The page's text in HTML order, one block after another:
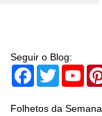
Seguir o Blog:
Facebook
Twitter
Folhetos da